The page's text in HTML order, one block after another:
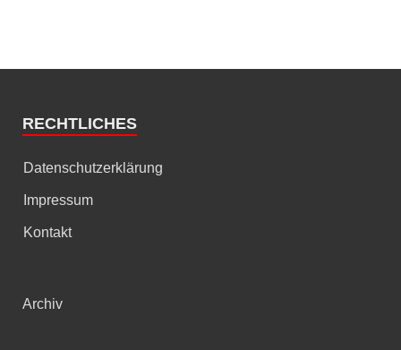
RECHTLICHES
Datenschutzerklärung
Impressum
Kontakt
Archiv